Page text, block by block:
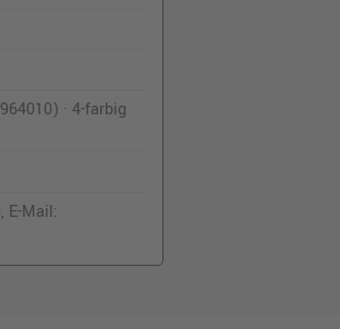
· 4-farbig
E-Mail: